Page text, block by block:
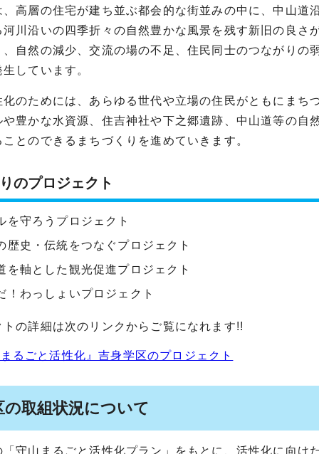
、高層の住宅が建ち並ぶ都会的な街並みの中に、中山道
河川沿いの四季折々の自然豊かな風景を残す新旧の良さ
、自然の減少、交流の場の不足、住民同士のつながりの
しています。
化のためには、あらゆる世代や立場の住民がともにまち
や豊かな水資源、住吉神社や下之郷遺跡、中山道等の自
とのできるまちづくりを進めていきます。
のプロジェクト
を守ろうプロジェクト
歴史・伝統をつなぐプロジェクト
を軸とした観光促進プロジェクト
！わっしょいプロジェクト
トの詳細は次のリンクからご覧になれます!!
るごと活性化』吉身学区のプロジェクト
の取組状況について
「守山まるごと活性化プラン」をもとに、活性化に向け